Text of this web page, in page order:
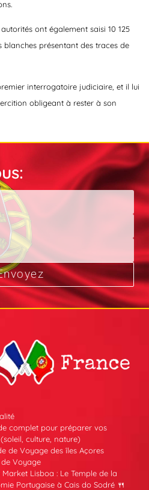
ont également saisi 10 125
blanches présentant des traces de
interrogatoire judiciaire, et il lui
obligeant à rester à son
complet pour préparer vos
culture, nature)
de Voyage des îles Açores
Voyage
Lisboa : Le Temple de la
Portugaise à Cais do Sodré 🍴